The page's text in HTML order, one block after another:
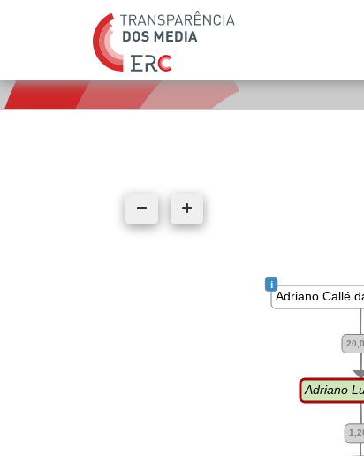
ENTIDADES PROPRIETÁRIAS
Adriano
Adriano Callé
i